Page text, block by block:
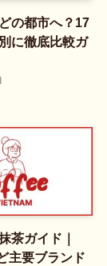
の都市へ？17
に徹底比較ガ
茶ガイド｜
主要ブランド